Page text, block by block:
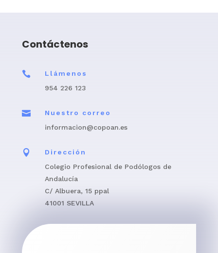
Contáctenos

Llámenos
954 226 123

Nuestro correo
informacion@copoan.es

Dirección
Colegio Profesional de Podólogos de
Andalucía
C/ Albuera, 15 ppal
41001 SEVILLA